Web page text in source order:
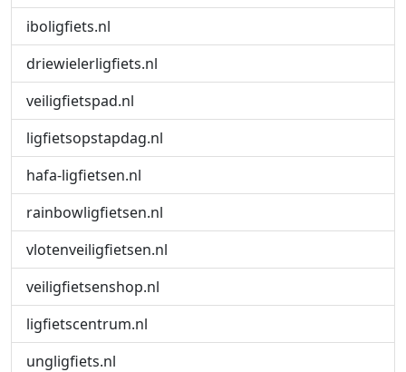
iboligfiets.nl
driewielerligfiets.nl
veiligfietspad.nl
ligfietsopstapdag.nl
hafa-ligfietsen.nl
rainbowligfietsen.nl
vlotenveiligfietsen.nl
veiligfietsenshop.nl
ligfietscentrum.nl
ungligfiets.nl